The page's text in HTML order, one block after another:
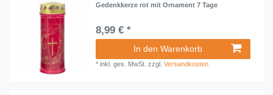
Gedenkkerze rot mit Ornament 7 Tage
8,99 € *
In den Warenkorb
*inkl. ges. MwSt. zzgl.Versandkosten